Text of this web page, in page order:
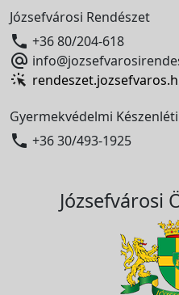
Józsefvárosi Rendészet
 +36 80/204-618

Gyermekvédelmi
 +36 30/493-1925
Józsefvárosi